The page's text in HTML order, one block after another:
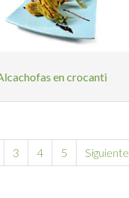
en crocanti
3 4 5 Siguiente